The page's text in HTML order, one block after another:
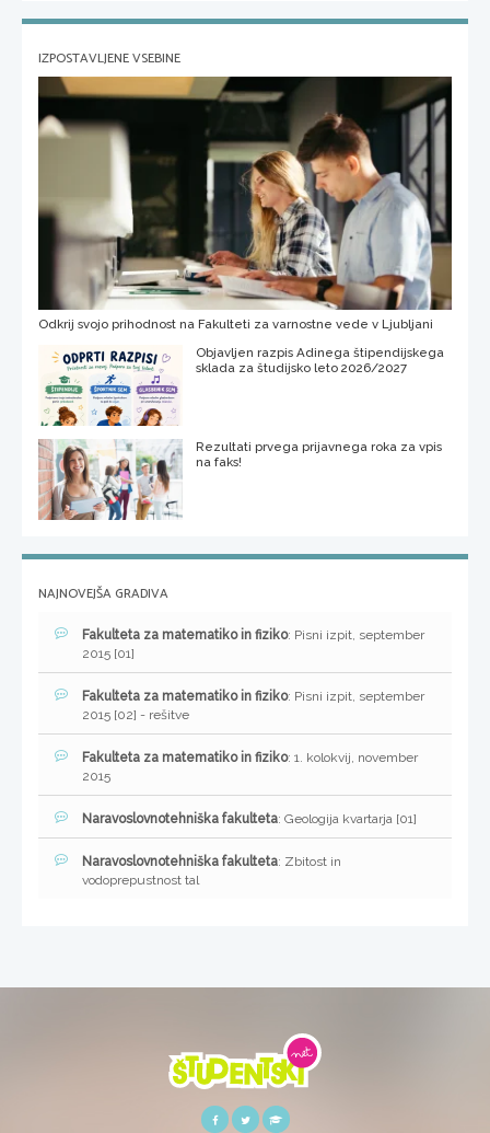
IZPOSTAVLJENE VSEBINE
Odkrij svojo prihodnost na Fakulteti za varnostne vede v Ljubljani
Objavljen razpis Adinega štipendijskega
sklada za študijsko leto 2026/2027
Rezultati prvega prijavnega roka za vpis
na faks!
NAJNOVEJŠA GRADIVA
Fakulteta za matematiko in fiziko: Pisni izpit, september
2015 [01]
Fakulteta za matematiko in fiziko: Pisni izpit, september
2015 [02] - rešitve
Fakulteta za matematiko in fiziko: 1. kolokvij, november
2015
Naravoslovnotehniška fakulteta: Geologija kvartarja [01]
Naravoslovnotehniška fakulteta: Zbitost in
vodoprepustnost tal